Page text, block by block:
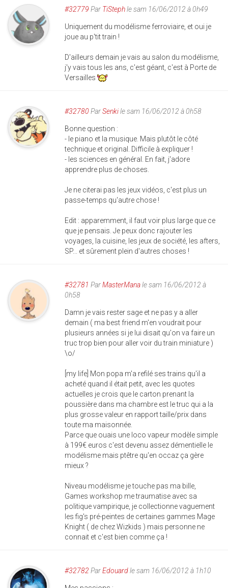
#32779 Par TiStephle sam 16/06/2012 à 0h49
Uniquement du modélisme ferroviaire, et oui je
joue au p'tit train !
D'ailleurs demain je vais au salon du modélisme,
j'y vais tous les ans, c'est géant, c'est à Porte de
Versailles
#32780 ParSenkile sam 16/06/2012 à 0h58
Bonne question :
- le piano et la musique. Mais plutôt le côté
technique et original. Difficile à expliquer !
- les sciences en général. En fait, j'adore
apprendre plus de choses.
Je ne citerai pas les jeux vidéos, c'est plus un
passe-temps qu'autre chose !
Edit : apparemment, il faut voir plus large que ce
que je pensais. Je peux donc rajouter les
voyages, la cuisine, les jeux de société, les afters,
SP... et sûrement plein d'autres choses !
#32781 ParMasterManale sam 16/06/2012 à
0h58
Damn je vais rester sage et ne pas y a aller
demain ( ma best friend m'en voudrait pour
plusieurs années si je lui disait qu'on va faire un
truc trop bien pour aller voir du train miniature )
\o/
[my life] Mon popa m'a refilé ses trains qu'il a
acheté quand il était petit, avec les quotes
actuelles je crois que le carton prenant la
poussière dans ma chambre est le truc qui a la
plus grosse valeur en rapport taille/prix dans
toute ma maisonnée.
Parce que ouais une loco vapeur modèle simple
à 199€ euros c'est devenu assez démentielle le
modélisme mais ptêtre qu'en occaz ça gère
mieux ?
Niveau modélisme je touche pas ma bille,
Games workshop me traumatise avec sa
politique vampirique, je collectionne vaguement
les fig's pré-peintes de certaines gammes Mage
Knight ( de chez Wizkids ) mais personne ne
connait et c'est bien comme ça !
#32782 ParEdouardle sam 16/06/2012 à 1h10